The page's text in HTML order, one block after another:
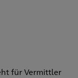
für Vermittler